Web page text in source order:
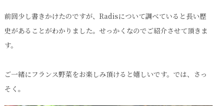
前回少し書きかけたのですが、Radisについて調べていると長い歴
史があることがわかりました。せっかくなのでご紹介させて頂きま
す。
ご一緒にフランス野菜をお楽しみ頂けると嬉しいです。では、さっ
そく。